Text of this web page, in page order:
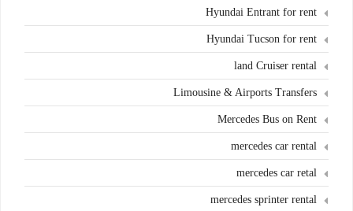
Hyundai Entrant for rent
Hyundai Tucson for rent
land Cruiser rental
Limousine & Airports Transfers
Mercedes Bus on Rent
mercedes car rental
mercedes car retal
mercedes sprinter rental